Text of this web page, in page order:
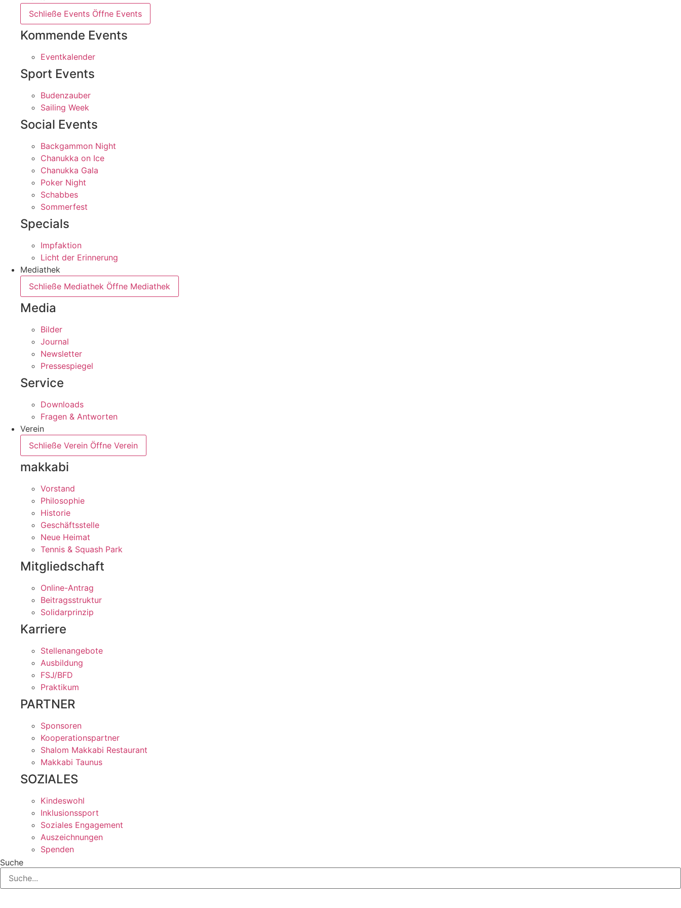
Schließe Events Öffne Events
Kommende Events
Eventkalender
Sport Events
Budenzauber
Sailing Week
Social Events
Backgammon Night
Chanukka on Ice
Chanukka Gala
Poker Night
Schabbes
Sommerfest
Specials
Impfaktion
Licht der Erinnerung
Mediathek
Schließe Mediathek Öffne Mediathek
Media
Bilder
Journal
Newsletter
Pressespiegel
Service
Downloads
Fragen & Antworten
Verein
Schließe Verein Öffne Verein
makkabi
Vorstand
Philosophie
Historie
Geschäftsstelle
Neue Heimat
Tennis & Squash Park
Mitgliedschaft
Online-Antrag
Beitragsstruktur
Solidarprinzip
Karriere
Stellenangebote
Ausbildung
FSJ/BFD
Praktikum
PARTNER
Sponsoren
Kooperationspartner
Shalom Makkabi Restaurant
Makkabi Taunus
SOZIALES
Kindeswohl
Inklusionssport
Soziales Engagement
Auszeichnungen
Spenden
Suche